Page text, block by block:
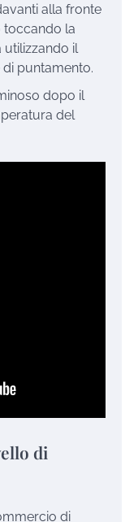
alla fronte
toccando la
utilizzando il
puntamento.
dopo il
del
di
di